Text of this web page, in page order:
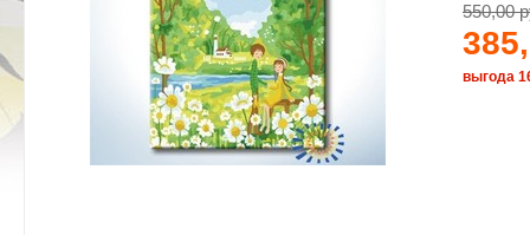
550,00
выгода